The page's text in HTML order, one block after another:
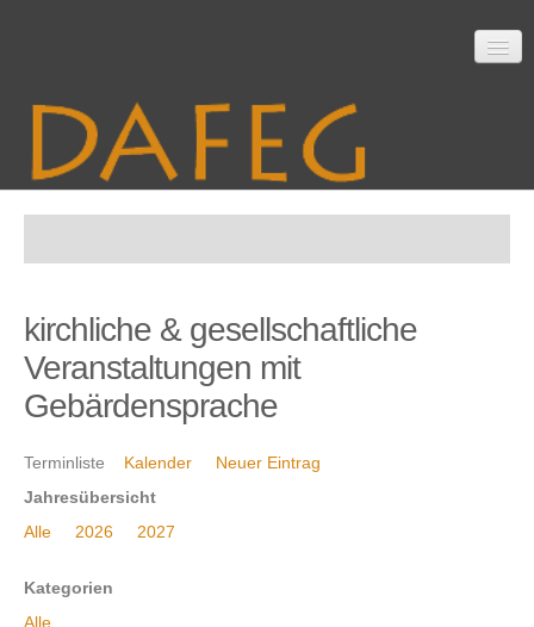
Mitarbeit
Themen
Kontakt
kirchliche & gesellschaftliche
Veranstaltungen mit
Gebärdensprache
Terminliste Kalender
Neuer Eintrag
Jahresübersicht
Alle
2026 2027
Kategorien
Alle